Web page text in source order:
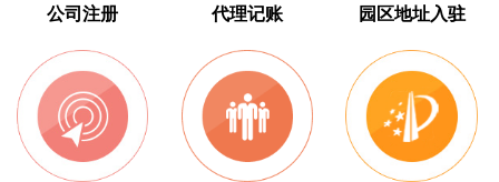
公司注册 代理记账 园区地址入驻